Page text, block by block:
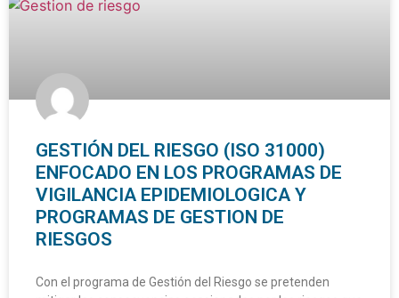
GESTIÓN DEL RIESGO (ISO 31000)
ENFOCADO EN LOS PROGRAMAS DE
VIGILANCIA EPIDEMIOLOGICA Y
PROGRAMAS DE GESTION DE
RIESGOS
Con el programa de Gestión del Riesgo se pretenden